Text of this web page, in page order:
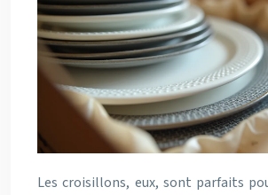
Les croisillons, eux, sont parfaits